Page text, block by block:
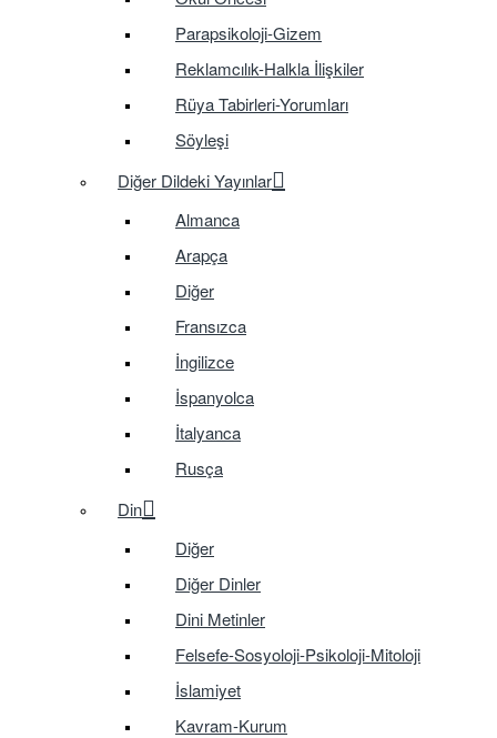
Parapsikoloji-Gizem
Reklamcılık-Halkla İlişkiler
Rüya Tabirleri-Yorumları
Söyleşi
Diğer Dildeki Yayınlar
Almanca
Arapça
Diğer
Fransızca
İngilizce
İspanyolca
İtalyanca
Rusça
Din
Diğer
Diğer Dinler
Dini Metinler
Felsefe-Sosyoloji-Psikoloji-Mitoloji
İslamiyet
Kavram-Kurum